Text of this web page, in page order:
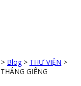
> Blog> THƯ VIỆN >
GIÊNG